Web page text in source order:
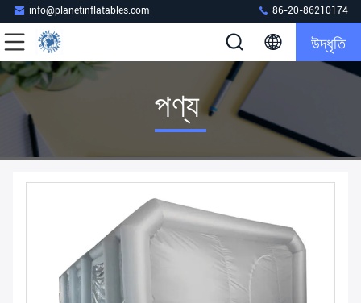
info@planetinflatables.com 86-20-86210174
উদ্ধৃতি
পণ্য